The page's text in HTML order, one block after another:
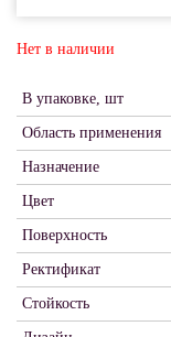
Нет в наличии
В упаковке, шт
Область применения
Назначение
Цвет
Поверхность
Ректификат
Стойкость